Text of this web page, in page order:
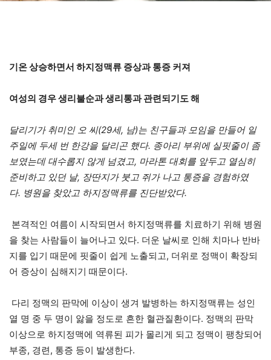
기온 상승하면서 하지정맥류 증상과 통증 커져
여성의 경우 생리불순과 생리통과 관련되기도 해
달리기가 취미인 오 씨(29세, 남)는 친구들과 모임을 만들어 일
주일에 두세 번 한강을 달리곤 했다. 종아리 부위에 실핏줄이 좀
보였는데 대수롭지 않게 넘겼고, 마라톤 대회를 앞두고 열심히
준비하고 있던 날, 장딴지가 붓고 쥐가 나고 통증을 경험하였
다. 병원을 찾았고 하지정맥류를 진단받았다.
본격적인 여름이 시작되면서 하지정맥류를 치료하기 위해 병원
을 찾는 사람들이 늘어나고 있다. 더운 날씨로 인해 치마나 반바
지를 입기 때문에 핏줄이 쉽게 노출되고, 더위로 정맥이 확장되
어 증상이 심해지기 때문이다.
다리 정맥의 판막에 이상이 생겨 발병하는 하지정맥류는 성인
열 명 중 두 명이 앓을 정도로 흔한 혈관질환이다. 정맥의 판막
이상으로 하지정맥에 역류된 피가 몰리게 되고 정맥이 팽창되어
부종, 경련, 통증 등이 발생한다.